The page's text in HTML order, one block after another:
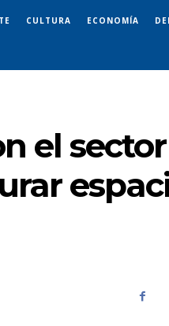
CULTURA ECONOMÍA
el